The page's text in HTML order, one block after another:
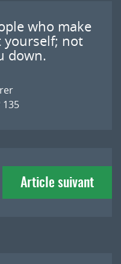
who make
yourself; not
down.
135
Article suivant